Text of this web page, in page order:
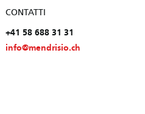
CONTATTI
+41 58 688 31 31
info@mendrisio.ch